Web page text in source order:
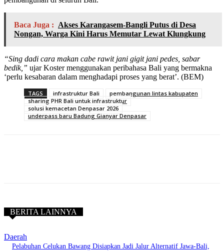
Baca Juga : Akses Karangasem-Bangli Putus di Desa
Nongan, Warga Kini Harus Memutar Lewat Klungkung
“Sing dadi cara makan cabe rawit jani gigit jani pedes, sabar
bedik,” ujar Koster menggunakan peribahasa Bali yang bermakna
‘perlu kesabaran dalam menghadapi proses yang berat’. (BEM)
TAGS infrastruktur Bali
pembangunan lintas kabupaten
sharing PHR Bali untuk infrastruktur
solusi kemacetan Denpasar 2026
underpass baru Badung Gianyar Denpasar
BERITA LAINNYA
Daerah
Pelabuhan Celukan Bawang Disiapkan Jadi Jalur Alternatif Jawa-Bali,